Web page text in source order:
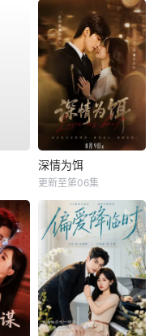
深情为饵
更新至第06集